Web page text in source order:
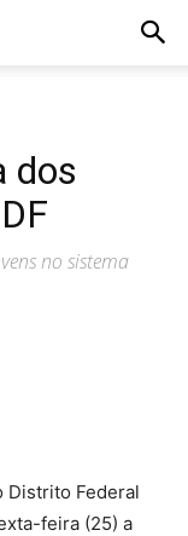
dos
no sistema
Distrito Federal
feira (25) a